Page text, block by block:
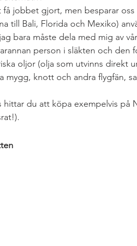
LÖPNING & TRÄNING Lunch &
RESA
jobbet gjort, men besparar
till Bali, Florida och Mexiko)
bara måste dela med mig av
person i släkten och den
oljor (olja som utvinns direkt
mygg, knott och andra flygfän,
du att köpa exempelvis på